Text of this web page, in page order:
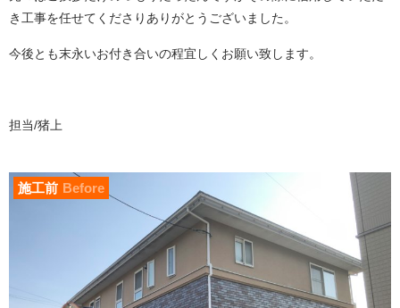
き工事を任せてくださりありがとうございました。
今後とも末永いお付き合いの程宜しくお願い致します。
担当/猪上
施工前 Before